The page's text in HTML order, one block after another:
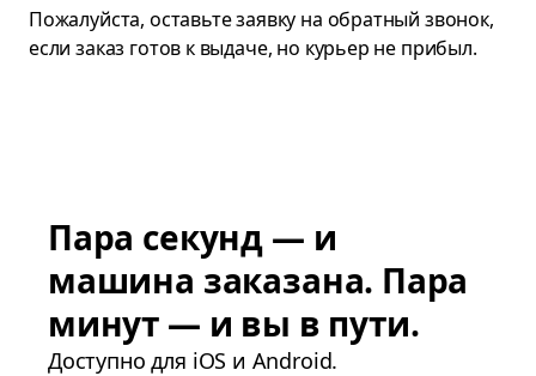
Пожалуйста, оставьте заявку на обратный звонок,
если заказ готов к выдаче, но курьер не прибыл.
Пара секунд — и
машина заказана. Пара
минут — и вы в пути.
Доступно для iOS и Android.